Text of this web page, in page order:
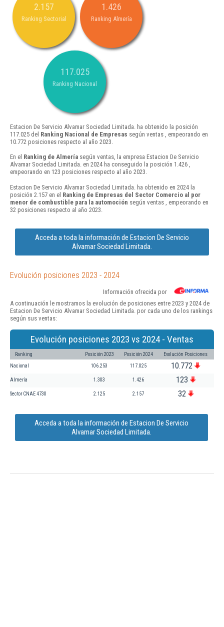
2.157
Ranking Sectorial
1.426
Ranking Almería
117.025
Ranking Nacional
Estacion De Servicio Alvamar Sociedad Limitada. ha obtenido la posición
117.025 del Ranking Nacional de Empresas según ventas , empeorando en
10.772 posiciones respecto al año 2023.
En el Ranking de Almería según ventas, la empresa Estacion De Servicio
Alvamar Sociedad Limitada. en 2024 ha conseguido la posición 1.426 ,
empeorando en 123 posiciones respecto al año 2023.
Estacion De Servicio Alvamar Sociedad Limitada. ha obtenido en 2024 la
posición 2.157 en el Ranking de Empresas del Sector Comercio al por
menor de combustible para la automoción según ventas , empeorando en
32 posiciones respecto al año 2023.
Acceda a toda la información de Estacion De Servicio
Alvamar Sociedad Limitada.
Evolución posiciones 2023 - 2024
Información ofrecida por
A continuación le mostramos la evolución de posiciones entre 2023 y 2024 de
Estacion De Servicio Alvamar Sociedad Limitada. por cada uno de los rankings
según sus ventas:
Evolución posiciones 2023 vs 2024 - Ventas
Ranking Posición 2023 Posición 2024 Evolución Posiciones
Nacional 106.253 117.025 10.772
Almería 1.303 1.426 123
Sector CNAE 4730 2.125 2.157 32
Acceda a toda la información de Estacion De Servicio
Alvamar Sociedad Limitada.